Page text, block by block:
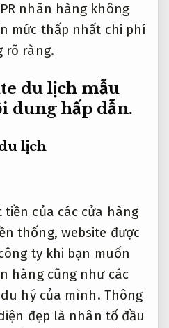
nhãn hàng không
mức thấp nhất chi phí
rõ ràng.
du lịch mẫu
dung hấp dẫn.
lịch
tiền của các cửa hàng
thống, website được
ty khi bạn muốn
hàng cũng như các
hý của mình. Thông
đẹp là nhân tố đầu